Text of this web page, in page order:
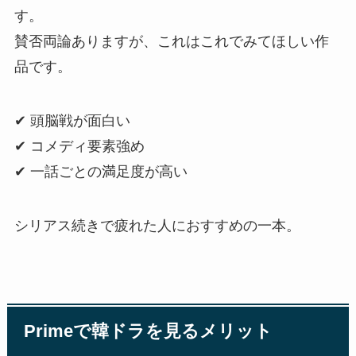
す。
賛否両論ありますが、これはこれでみてほしい作
品です。
✔ 頭脳戦が面白い
✔ コメディ要素強め
✔ 一話ごとの満足度が高い
シリアス続きで疲れた人におすすめの一本。
Primeで韓ドラを見るメリット